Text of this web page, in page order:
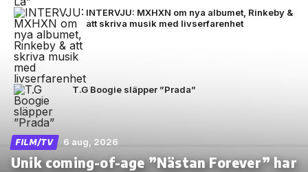
INTERVJU: MXHXN om nya albumet, Rinkeby &
att skriva musik med livserfarenhet
T.G Boogie släpper ”Prada”
FILM/TV 6 aug, 2026
Unik coming-of-age ”Nästan Forever” har